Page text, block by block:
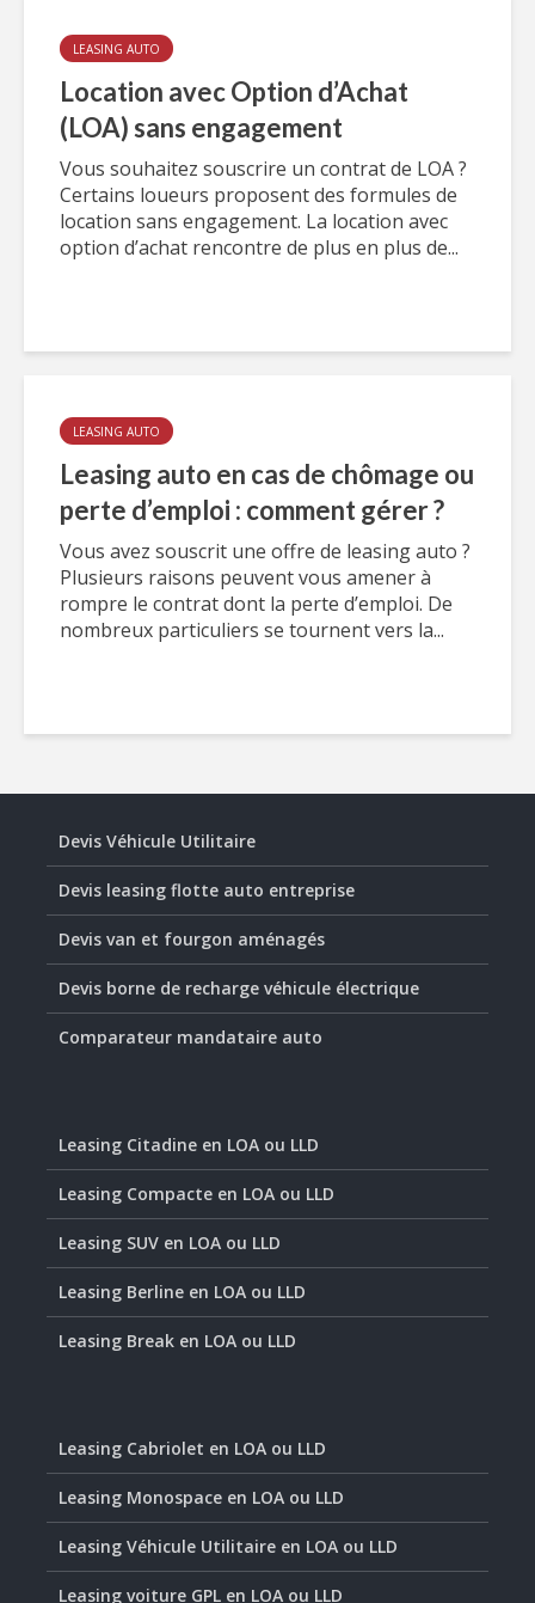
LEASING AUTO
Location avec Option d’Achat
(LOA) sans engagement
Vous souhaitez souscrire un contrat de LOA ?
Certains loueurs proposent des formules de
location sans engagement. La location avec
option d’achat rencontre de plus en plus de...
LEASING AUTO
Leasing auto en cas de chômage ou
perte d’emploi : comment gérer ?
Vous avez souscrit une offre de leasing auto ?
Plusieurs raisons peuvent vous amener à
rompre le contrat dont la perte d’emploi. De
nombreux particuliers se tournent vers la...
Devis Véhicule Utilitaire
Devis leasing flotte auto entreprise
Devis van et fourgon aménagés
Devis borne de recharge véhicule électrique
Comparateur mandataire auto
Leasing Citadine en LOA ou LLD
Leasing Compacte en LOA ou LLD
Leasing SUV en LOA ou LLD
Leasing Berline en LOA ou LLD
Leasing Break en LOA ou LLD
Leasing Cabriolet en LOA ou LLD
Leasing Monospace en LOA ou LLD
Leasing Véhicule Utilitaire en LOA ou LLD
Leasing voiture GPL en LOA ou LLD